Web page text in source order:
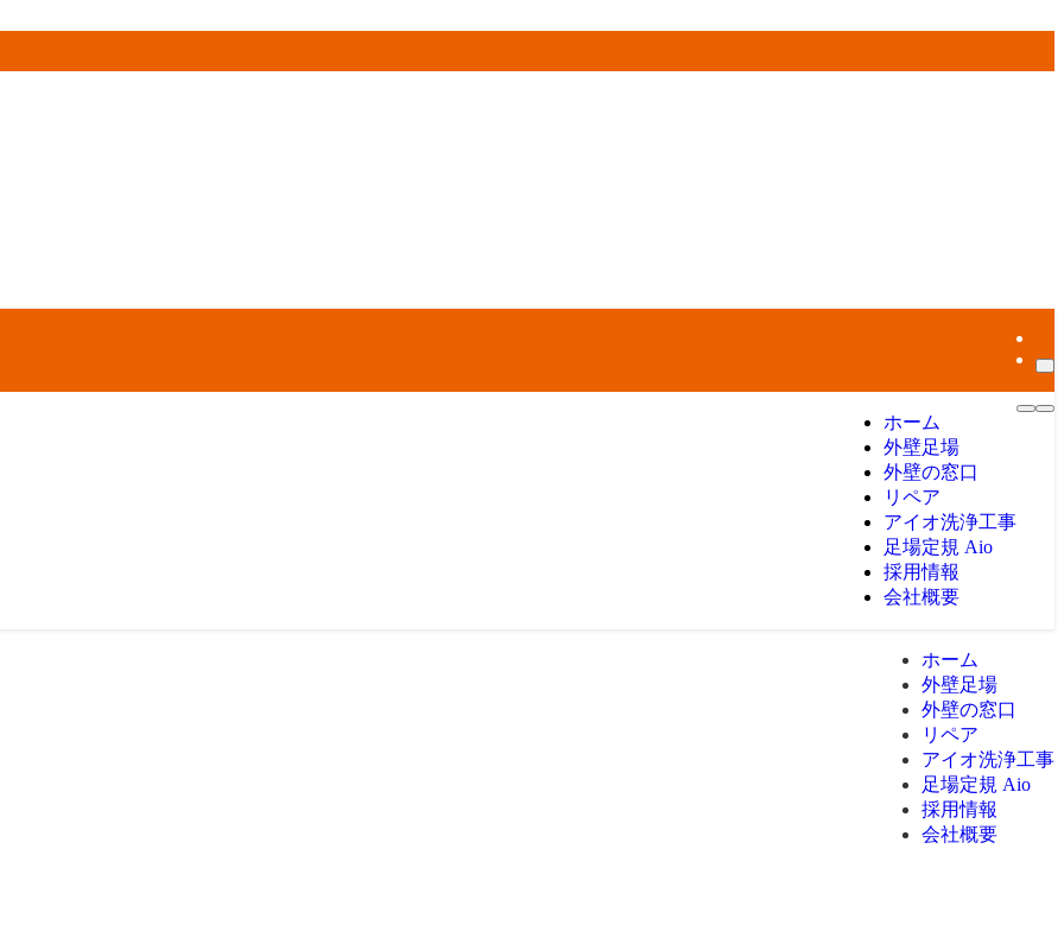
ホーム
外壁足場
外壁の窓口
リペア
アイオ洗浄工事
足場定規 Aio
採用情報
会社概要
ホーム
外壁足場
外壁の窓口
リペア
アイオ洗浄工事
足場定規 Aio
採用情報
会社概要